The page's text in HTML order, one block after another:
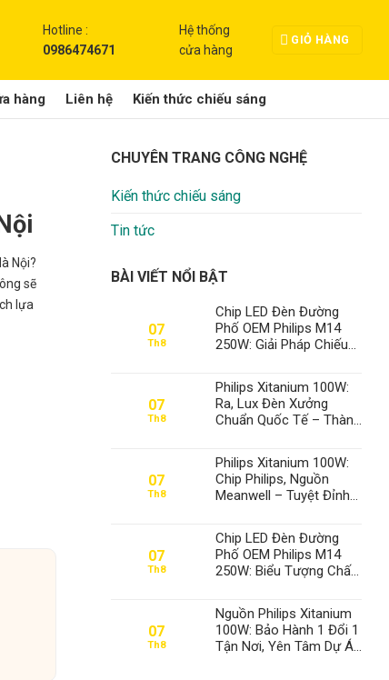
Hotline :
0986474671
Hệ thống
cửa hàng
GIỎ HÀNG
hàng Liên hệ Kiến thức chiếu sáng
Nội?
sẽ
lựa
CHUYÊN TRANG CÔNG NGHỆ
Kiến thức chiếu sáng
Tin tức
BÀI VIẾT NỔI BẬT
07
Th8
Chip LED Đèn Đường
Phố OEM Philips M14
250W: Giải Pháp Chiếu
Thành Đạt LED
07
Th8
Philips Xitanium 100W:
Ra, Lux Đèn Xưởng
Chuẩn Quốc Tế – Thành
07
Th8
Philips Xitanium 100W:
Chip Philips, Nguồn
Meanwell – Tuyệt Đỉnh
07
Th8
Chip LED Đèn Đường
Phố OEM Philips M14
250W: Biểu Tượng Chất
Thế Số 1 Của Thành Đạt
LED
07
Th8
Nguồn Philips Xitanium
100W: Bảo Hành 1 Đổi 1
Tận Nơi, Yên Tâm Dự Án